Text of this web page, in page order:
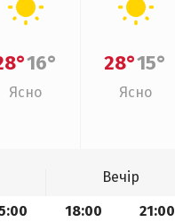
16°
Ясно
28°15°
Ясно
Вечір
18:00 21:00